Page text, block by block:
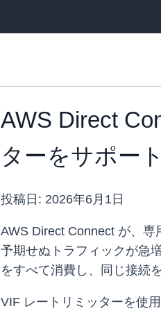
AWS Direct
ターをサポー
投稿日: 2026年6月1日
AWS Direct Connect が、
予期せぬトラフィックが急
をすべて消費し、同じ接続
VIF レートリミッターを使